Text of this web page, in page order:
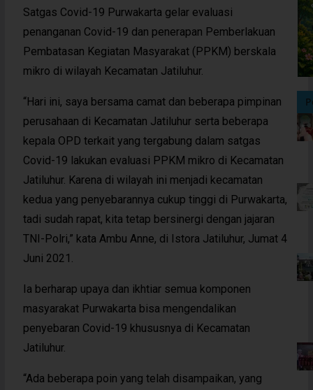
Satgas Covid-19 Purwakarta gelar evaluasi
penanganan Covid-19 dan penerapan Pemberlakuan
Pembatasan Kegiatan Masyarakat (PPKM) berskala
mikro di wilayah Kecamatan Jatiluhur.
“Hari ini, saya bersama camat dan beberapa pimpinan
perusahaan di Kecamatan Jatiluhur serta beberapa
kepala OPD terkait yang tergabung dalam satgas
Covid-19 lakukan evaluasi PPKM mikro di Kecamatan
Jatiluhur. Karena di wilayah ini menjadi kecamatan
kedua yang penyebarannya cukup tinggi di Purwakarta,
tadi sudah rapat, kita tetap bersinergi dengan jajaran
TNI-Polri,” kata Ambu Anne, di Istora Jatiluhur, Jumat 4
Juni 2021.
Ia berharap upaya dan ikhtiar semua komponen
masyarakat Purwakarta bisa mengendalikan
penyebaran Covid-19 khususnya di Kecamatan
Jatiluhur.
“Ada beberapa poin yang telah disampaikan, yang